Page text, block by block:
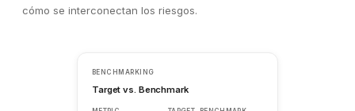
cómo se interconectan los riesgos.